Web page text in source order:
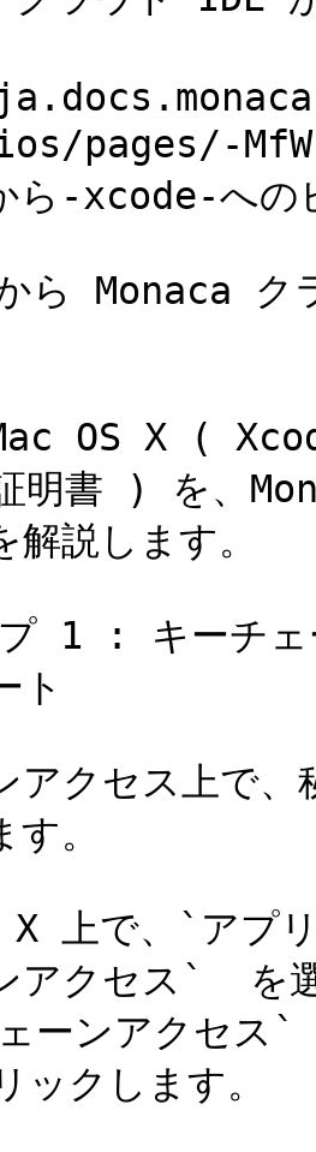
pages/-
-xcode-への
ら Monaca ク
OS X (
明書 ) を、
解説します。
1 : キーチェ
ト
アクセス上で
。
上で、`アプ
アクセス`  を
ーンアクセス`
クします。